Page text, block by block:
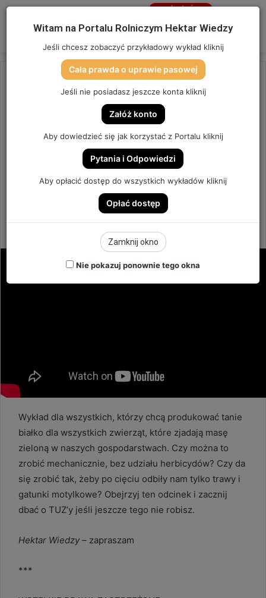
Menu
Jesteś
Strona główna/OSTATNIO DODANE
JAK TO ZROBIĆ? CIĘCIE
ODCHWASZCZAJĄCE. |
ODCINEK 220
an
Wykład dla wszystkich, którzy chcą produkować tanie
białko dla wszystkich zwierząt, które zjadają masę
zieloną w naszych gospodarstwach. Czy można to
zrobić mechanicznie, bez udziału herbicydów? Czy da
się zrobić tak, żeby po cięciu odbiły nam tylko trawy i
gatunki motylkowe? Obejrzyj ten odcinek i zacznij
dbać o TUZ’y jeśli jeszcze tego nie robisz.
Hektar Wiedzy – zapraszam
***
Witam na Portalu Rolniczym Hektar Wiedzy
Jeśli chcesz zobaczyć przykładowy wykład kliknij
Cała prawda o uprawie pasowej
Jeśli nie posiadasz jeszcze konta kliknij
Załóż konto
Aby dowiedzieć się jak korzystać z Portalu kliknij
Pytania i Odpowiedzi
Aby opłacić dostęp do wszystkich wykładów kliknij
Opłać dostęp
Zamknij okno
Nie pokazuj ponownie tego okna